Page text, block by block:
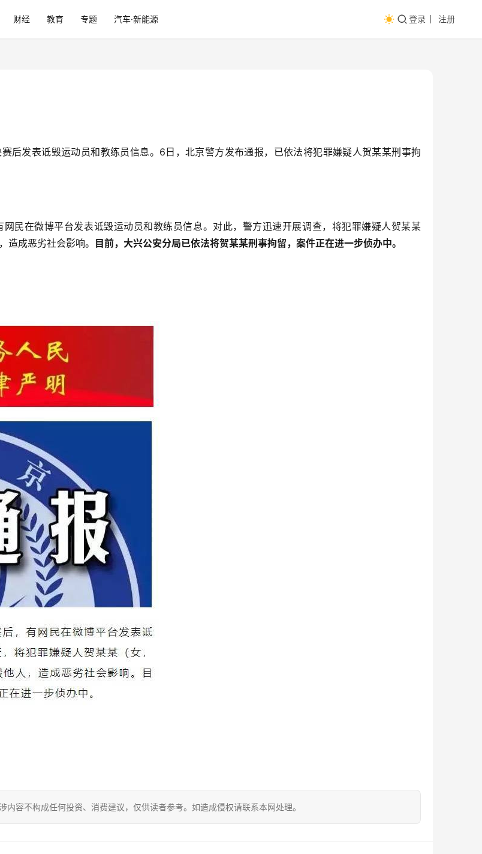
财经 教育 专题 汽车·新能源 登录 注册
后发表诋毁运动员和教练员信息。6日，北京警方发布通报，已依法将犯罪嫌疑人贺某某刑事拘
民在微博平台发表诋毁运动员和教练员信息。对此，警方迅速开展调查，将犯罪嫌疑人贺某某
造成恶劣社会影响。
目前，大兴公安分局已依法将贺某某刑事拘留，案件正在进一步侦办中。
容不构成任何投资、消费建议，仅供读者参考。如造成侵权请联系本网处理。